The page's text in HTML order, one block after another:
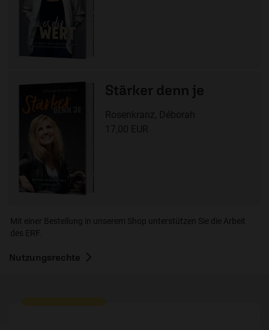
Stärker denn je
Rosenkranz, Déborah
17,00 EUR
Mit einer Bestellung in unserem Shop unterstützen Sie die Arbeit
des ERF.
Nutzungsrechte